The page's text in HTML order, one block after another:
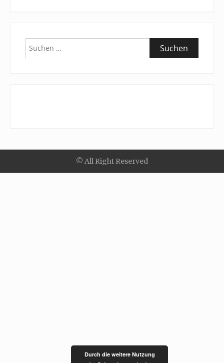
Suchen
nach:
© All Right Reserved
Durch die weitere Nutzung